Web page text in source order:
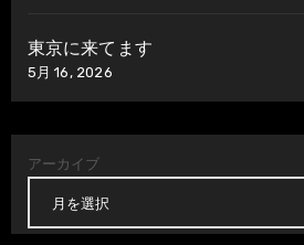
東京に来てます
5月 16, 2026
アーカイブ